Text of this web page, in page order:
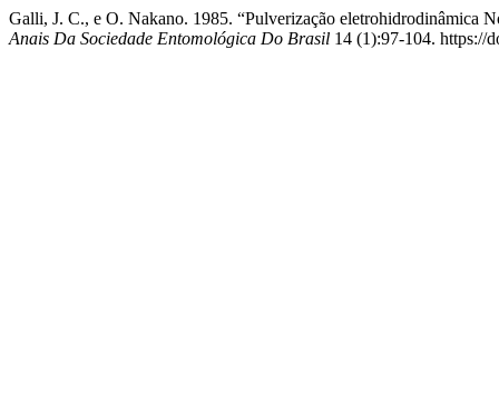
Galli, J. C., e O. Nakano. 1985. “Pulverização eletrohidrodinâmica
Anais Da Sociedade Entomológica Do Brasil 14 (1):97-104. https://